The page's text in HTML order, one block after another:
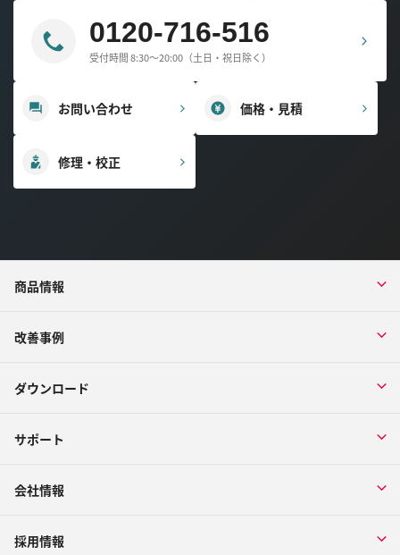
0120-716-516
受付時間 8:30～20:00（土日・祝日除く）
お問い合わせ 価格・見積
修理・校正
商品情報
改善事例
ダウンロード
サポート
会社情報
採用情報